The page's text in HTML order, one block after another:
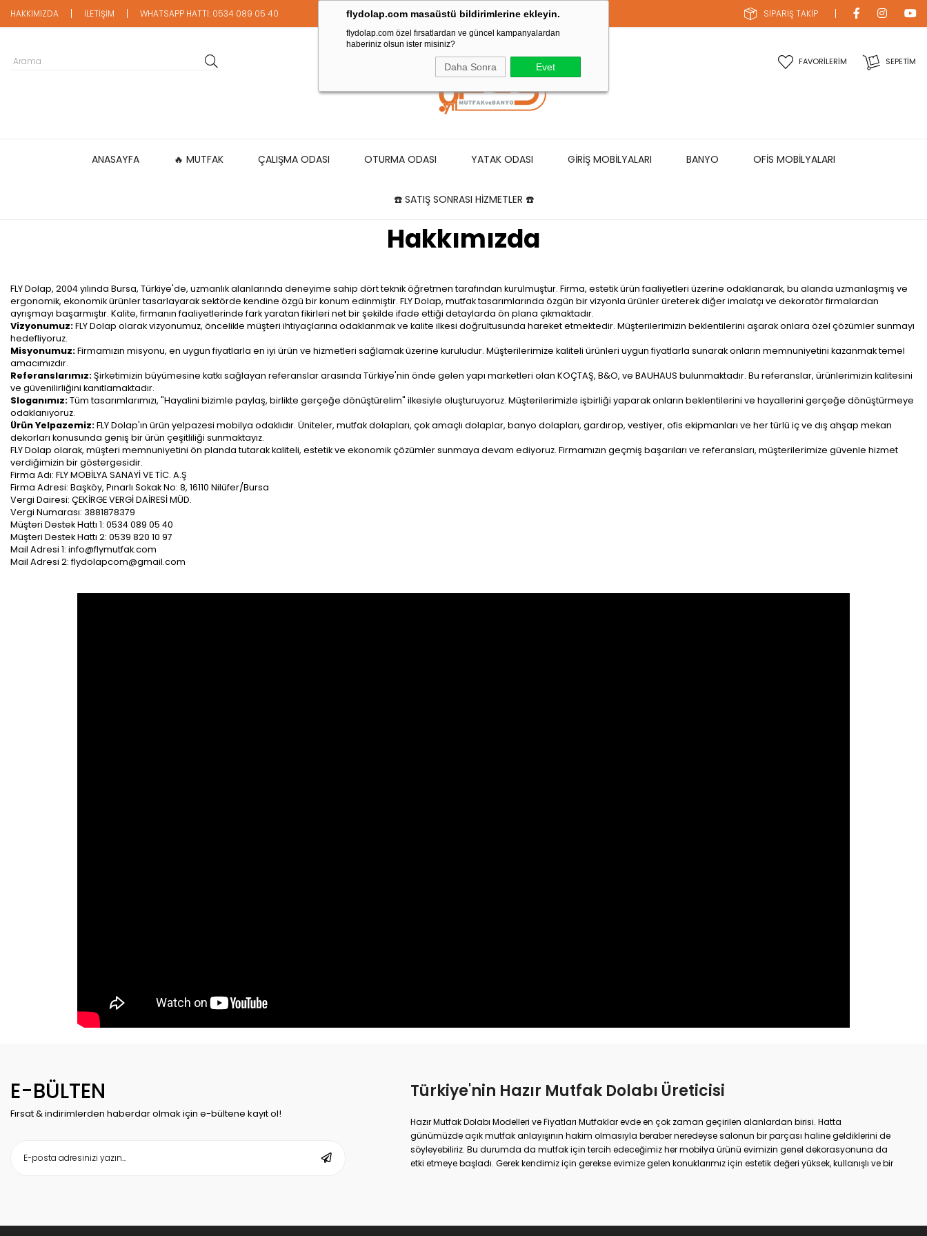
flydolap.com masaüstü bildirimlerine ekleyin.
flydolap.com özel fırsatlardan ve güncel kampanyalardan
haberiniz olsun ister misiniz?
Daha Sonra Evet
HAKKIMIZDA İLETİŞİM WHATSAPP HATTI: 0534 089 05 40 SİPARİŞ TAKİP
SEPETIM
FAVORİLERİM
ANASAYFA 🔥 MUTFAK ÇALIŞMA ODASI OTURMA ODASI YATAK ODASI GİRİŞ MOBİLYALARI BANYO OFİS MOBİLYALARI
☎️ SATIŞ SONRASI HİZMETLER ☎️
Hakkımızda
FLY Dolap, 2004 yılında Bursa, Türkiye'de, uzmanlık alanlarında deneyime sahip dört teknik öğretmen tarafından kurulmuştur. Firma, estetik ürün faaliyetleri üzerine odaklanarak, bu alanda uzmanlaşmış ve
ergonomik, ekonomik ürünler tasarlayarak sektörde kendine özgü bir konum edinmiştir. FLY Dolap, mutfak tasarımlarında özgün bir vizyonla ürünler üreterek diğer imalatçı ve dekoratör firmalardan
ayrışmayı başarmıştır. Kalite, firmanın faaliyetlerinde fark yaratan fikirleri net bir şekilde ifade ettiği detaylarda ön plana çıkmaktadır.
Vizyonumuz:FLY Dolap olarak vizyonumuz, öncelikle müşteri ihtiyaçlarına odaklanmak ve kalite ilkesi doğrultusunda hareket etmektedir. Müşterilerimizin beklentilerini aşarak onlara özel çözümler sunmayı
hedefliyoruz.
Misyonumuz:Firmamızın misyonu, en uygun fiyatlarla en iyi ürün ve hizmetleri sağlamak üzerine kuruludur. Müşterilerimize kaliteli ürünleri uygun fiyatlarla sunarak onların memnuniyetini kazanmak temel
amacımızdır.
Referanslarımız:Şirketimizin büyümesine katkı sağlayan referanslar arasında Türkiye'nin önde gelen yapı marketleri olan KOÇTAŞ, B&O, ve BAUHAUS bulunmaktadır. Bu referanslar, ürünlerimizin kalitesini
ve güvenilirliğini kanıtlamaktadır.
Sloganımız:Tüm tasarımlarımızı, "Hayalini bizimle paylaş, birlikte gerçeğe dönüştürelim" ilkesiyle oluşturuyoruz. Müşterilerimizle işbirliği yaparak onların beklentilerini ve hayallerini gerçeğe dönüştürmeye
odaklanıyoruz.
Ürün Yelpazemiz:FLY Dolap'ın ürün yelpazesi mobilya odaklıdır. Üniteler, mutfak dolapları, çok amaçlı dolaplar, banyo dolapları, gardırop, vestiyer, ofis ekipmanları ve her türlü iç ve dış ahşap mekan
dekorları konusunda geniş bir ürün çeşitliliği sunmaktayız.
FLY Dolap olarak, müşteri memnuniyetini ön planda tutarak kaliteli, estetik ve ekonomik çözümler sunmaya devam ediyoruz. Firmamızın geçmiş başarıları ve referansları, müşterilerimize güvenle hizmet
verdiğimizin bir göstergesidir.
Firma Adı: FLY MOBİLYA SANAYİ VE TİC. A.Ş
Firma Adresi: Başköy, Pınarlı Sokak No: 8, 16110 Nilüfer/Bursa
Vergi Dairesi: ÇEKİRGE VERGİ DAİRESİ MÜD.
Vergi Numarası: 3881878379
Müşteri Destek Hattı 1: 0534 089 05 40
Müşteri Destek Hattı 2: 0539 820 10 97
Mail Adresi 1: info@flymutfak.com
Mail Adresi 2:flydolapcom@gmail.com
E-BÜLTEN
Fırsat & indirimlerden haberdar olmak için e-bültene kayıt ol!
Türkiye'nin Hazır Mutfak Dolabı Üreticisi
Hazır Mutfak Dolabı Modelleri ve Fiyatları Mutfaklar evde en çok zaman geçirilen alanlardan birisi. Hatta
günümüzde açık mutfak anlayışının hakim olmasıyla beraber neredeyse salonun bir parçası haline geldiklerini de
söyleyebiliriz. Bu durumda da mutfak için tercih edeceğimiz her mobilya ürünü evimizin genel dekorasyonuna da
etki etmeye başladı. Gerek kendimiz için gerekse evimize gelen konuklarımız için estetik değeri yüksek, kullanışlı ve bir